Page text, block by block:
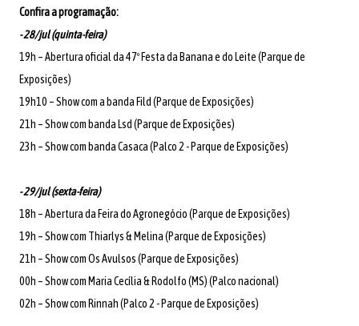
Confira a programação:
- 28/jul (quinta-feira)
19h – Abertura oficial da 47º Festa da Banana e do Leite (Parque de
Exposições)
19h10 – Show com a banda Fild (Parque de Exposições)
21h – Show com banda Lsd (Parque de Exposições)
23h – Show com banda Casaca (Palco 2 - Parque de Exposições)
- 29/jul (sexta-feira)
18h – Abertura da Feira do Agronegócio (Parque de Exposições)
19h – Show com Thiarlys & Melina (Parque de Exposições)
21h – Show com Os Avulsos (Parque de Exposições)
00h – Show com Maria Cecília & Rodolfo (MS) (Palco nacional)
02h – Show com Rinnah (Palco 2 - Parque de Exposições)